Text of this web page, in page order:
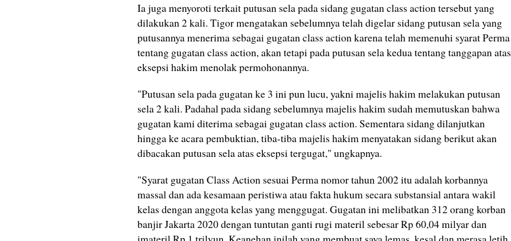
Ia juga menyoroti terkait putusan sela pada sidang gugatan class action tersebut yang
dilakukan 2 kali. Tigor mengatakan sebelumnya telah digelar sidang putusan sela yang
putusannya menerima sebagai gugatan class action karena telah memenuhi syarat Perma
tentang gugatan class action, akan tetapi pada putusan sela kedua tentang tanggapan atas
eksepsi hakim menolak permohonannya.
"Putusan sela pada gugatan ke 3 ini pun lucu, yakni majelis hakim melakukan putusan
sela 2 kali. Padahal pada sidang sebelumnya majelis hakim sudah memutuskan bahwa
gugatan kami diterima sebagai gugatan class action. Sementara sidang dilanjutkan
hingga ke acara pembuktian, tiba-tiba majelis hakim menyatakan sidang berikut akan
dibacakan putusan sela atas eksepsi tergugat," ungkapnya.
"Syarat gugatan Class Action sesuai Perma nomor tahun 2002 itu adalah korbannya
massal dan ada kesamaan peristiwa atau fakta hukum secara substansial antara wakil
kelas dengan anggota kelas yang menggugat. Gugatan ini melibatkan 312 orang korban
banjir Jakarta 2020 dengan tuntutan ganti rugi materil sebesar Rp 60,04 milyar dan